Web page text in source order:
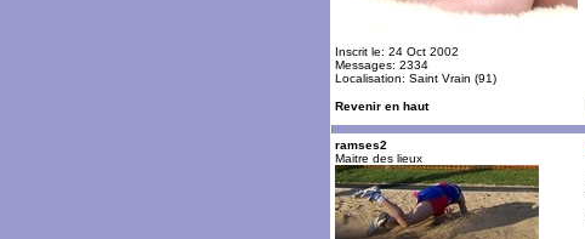
Inscrit le: 24 Oct 2002
Messages: 2334
Localisation: Saint Vrain (91)
Revenir en haut
ramses2
Maitre des lieux